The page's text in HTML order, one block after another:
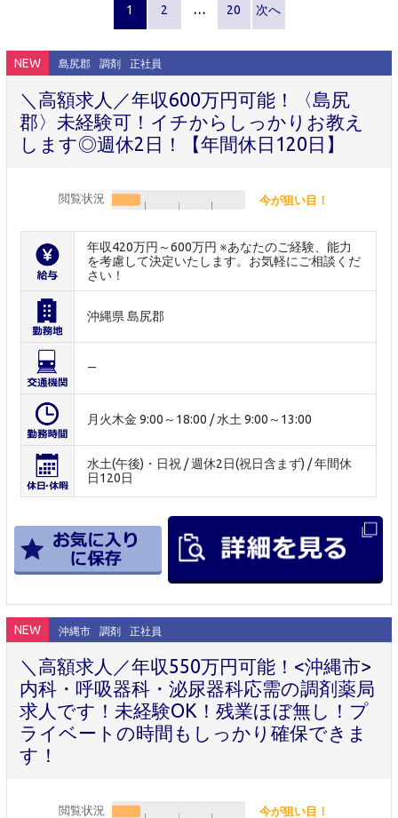
1 2 … 20 次へ
NEW 島尻郡 調剤 正社員
＼高額求人／年収600万円可能！〈島尻
郡〉未経験可！イチからしっかりお教え
します◎週休2日！【年間休日120日】
閲覧状況 今が狙い目！
年収420万円～600万円 ※あなたのご経験、能力
を考慮して決定いたします。お気軽にご相談くだ
さい！
沖縄県 島尻郡
―
月火木金 9:00～18:00 / 水土 9:00～13:00
水土(午後)・日祝 / 週休2日(祝日含まず) / 年間休
日120日
NEW 沖縄市 調剤 正社員
＼高額求人／年収550万円可能！<沖縄市>
内科・呼吸器科・泌尿器科応需の調剤薬局
求人です！未経験OK！残業ほぼ無し！プ
ライベートの時間もしっかり確保できま
す！
閲覧状況 今が狙い目！